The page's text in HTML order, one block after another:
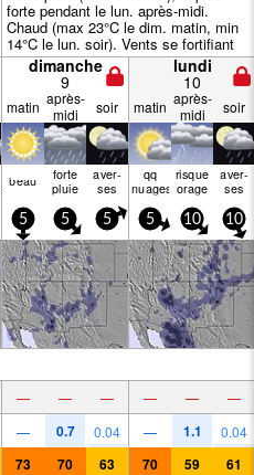
forte pendant le lun. après-midi.
Chaud (max 23°C le dim. matin, min
14°C le lun. soir). Vents se fortifiant
(calme le dim. après-midi, vents frais
venant du N le lun. soir).
dimanche
9
lundi
10
matin après-
midi
soir matin après-
midi
soir
beau forte
pluie
aver­
ses
qq
nuages
risque
orage
aver­
ses
5 5 5 5 10 10
— — — — — —
— 0.7 0.04 — 1.1 0.04
73 70 63 70 59 61